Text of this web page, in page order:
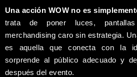
Una acción WOW no es
trata de poner luces,
merchandising caro sin estrategia.
es aquella que conecta con la
sorprende al público adecuado y
después del evento.